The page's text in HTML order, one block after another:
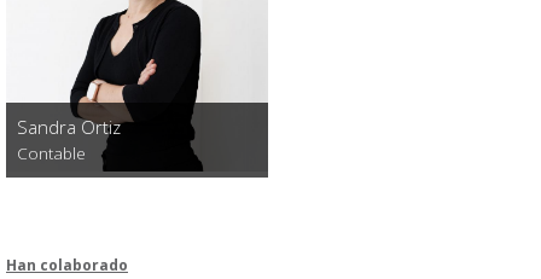
Sandra Ortiz
Contable
Han colaborado